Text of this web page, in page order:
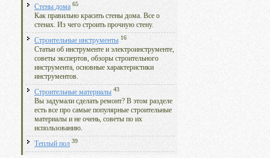
Стены дома 65
Как правильно красить стены дома. Все о
стенах. Из чего строить прочную стену.
Строительные инструменты 16
Статьи об инструменте и электроинструменте,
советы экспертов, обзоры строительного
инструмента, основные характеристики
инструментов.
Строительные материалы 43
Вы задумали сделать ремонт? В этом разделе
есть все про самые популярные строительные
материалы и не очень, советы по их
использованию.
Теплый пол 39